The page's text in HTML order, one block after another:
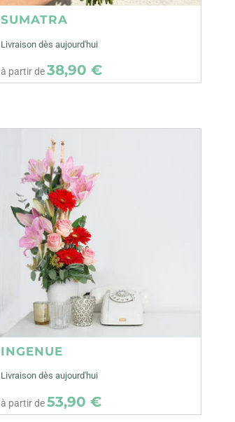
SUMATRA
Livraison dès aujourd'hui
à partir de38,90 €
INGENUE
Livraison dès aujourd'hui
à partir de53,90 €